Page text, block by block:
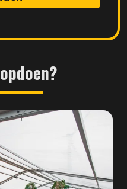
opdoen?